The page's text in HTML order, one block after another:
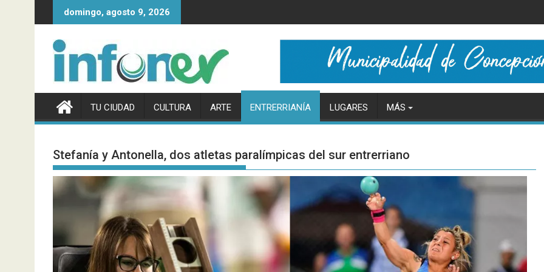
al
domingo, agosto 9, 2026
TU CIUDAD CULTURA ARTE ENTRERRIANÍA LUGARES MÁS
Stefanía y Antonella, dos atletas paralímpicas del sur entrerriano